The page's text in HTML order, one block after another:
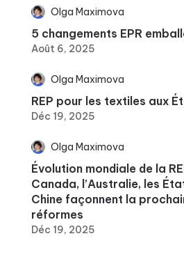
Olga Maximova
5 changements EPR
Août 6, 2025
Olga Maximova
REP pour les textiles aux
Déc 19, 2025
Olga Maximova
Évolution mondiale de la
Canada, l’Australie, les
Chine façonnent la
réformes
Déc 19, 2025